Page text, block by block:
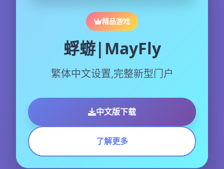
精品游戏
蜉蝣|MayFly
繁体中文设置,完整新型门户
中文版下载
了解更多